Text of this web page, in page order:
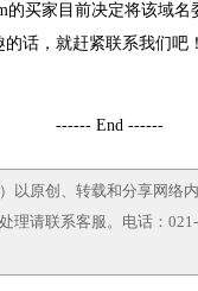
的买家目前决定将该域
话，就赶紧联系我们吧
------ End ------
以原创、转载和分享网络
理请联系客服。电话：